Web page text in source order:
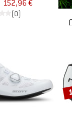
152,96 €
(0)